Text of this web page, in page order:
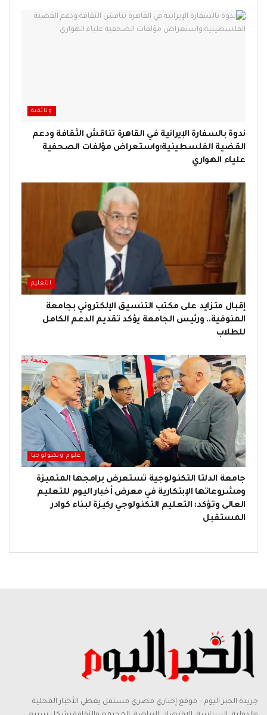
وثائقية
ندوة بالسفارة الإيرانية في القاهرة تناقش الثقافة ودعم
القضية الفلسطينية:واستعراض مؤلفات الصحفية
علياء الهواري
التعليم
إقبال متزايد على مكتب التنسيق الإلكتروني بجامعة
المنوفية.. ورئيس الجامعة يؤكد تقديم الدعم الكامل
للطلاب
علوم وتكنولوجيا
جامعة الدلتا التكنولوجية تستعرض برامجها المتميزة
ومشروعاتها الإبتكارية في معرض أخبار اليوم للتعليم
العالى وتؤكد: التعليم التكنولوجي ركيزة لبناء كوادر
المستقبل
جريدة الخبر اليوم – موقع إخباري مصري مستقل يغطي الأخبار المحلية